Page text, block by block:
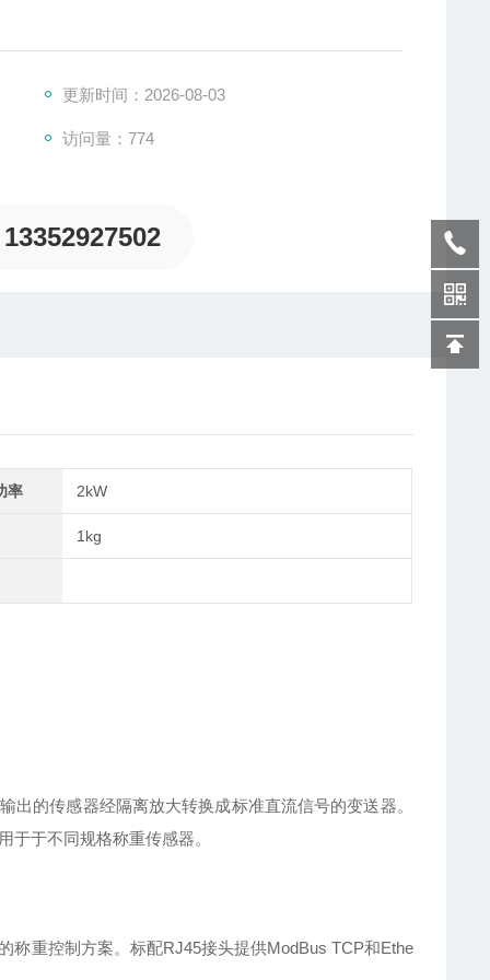
更新时间：2026-08-03
访问量：774
13352927502
率 2kW
1kg
的传感器经隔离放大转换成标准直流信号的变送器。
于不同规格称重传感器。
称重控制方案。标配RJ45接头提供ModBus TCP和Ethe